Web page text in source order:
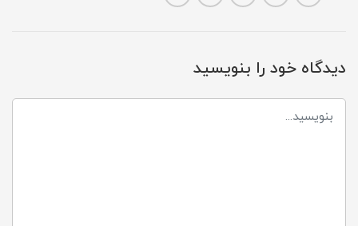
دیدگاه خود را بنویسید